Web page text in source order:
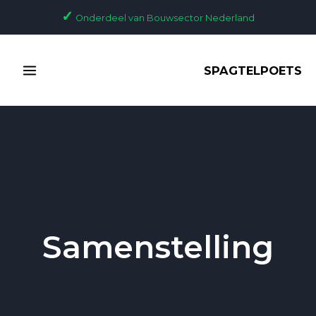
✓ Onderdeel van Bouwsector Nederland
MENU
SPAGTELPOETS
Samenstelling